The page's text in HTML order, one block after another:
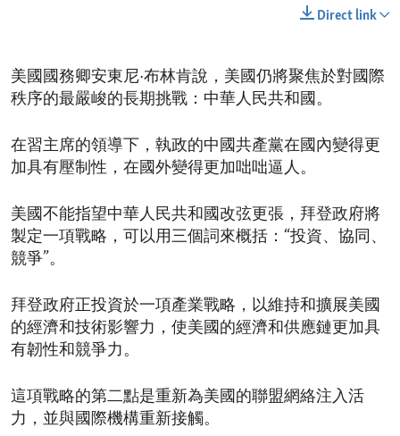
Direct link
美國國務卿安東尼·布林肯說，美國仍將聚焦於對國際
秩序的最嚴峻的長期挑戰：中華人民共和國。
在習主席的領導下，執政的中國共產黨在國內變得更
加具有壓制性，在國外變得更加咄咄逼人。
美國不能指望中華人民共和國改弦更張，拜登政府將
製定一項戰略，可以用三個詞來概括：“投資、協同、
競爭”。
拜登政府正投資於一項產業戰略，以維持和擴展美國
的經濟和技術影響力，使美國的經濟和供應鏈更加具
有韌性和競爭力。
這項戰略的第二點是重新為美國的聯盟網絡注入活
力，並與國際機構重新接觸。